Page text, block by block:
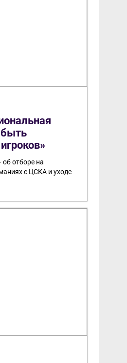
об отборе на
с ЦСКА и уходе